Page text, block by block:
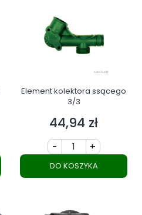
Element kolektora ssącego
3/3
Cena
44,94 zł
- +
DO KOSZYKA